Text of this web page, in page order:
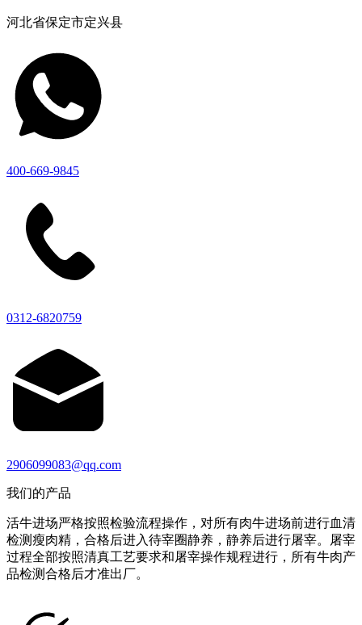
河北省保定市定兴县
400-669-9845
0312-6820759
2906099083@qq.com
我们的产品
活牛进场严格按照检验流程操作，对所有肉牛进场前进行血清
检测瘦肉精，合格后进入待宰圈静养，静养后进行屠宰。屠宰
过程全部按照清真工艺要求和屠宰操作规程进行，所有牛肉产
品检测合格后才准出厂。